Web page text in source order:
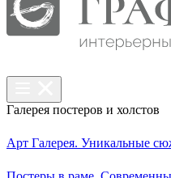
Галерея постеров и холстов
Арт Галерея. Уникальные